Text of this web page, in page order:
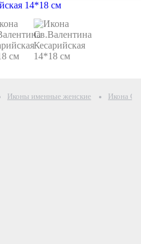
Иконы именные женские Икона